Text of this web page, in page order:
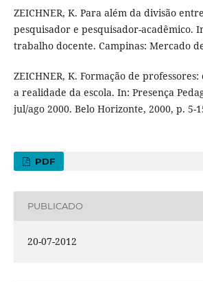
ZEICHNER, K. Para além da divisão
pesquisador e pesquisador-acadêmico.
trabalho docente. Campinas: Mercado
ZEICHNER, K. Formação de
a realidade da escola. In: Presença
jul/ago 2000. Belo Horizonte, 2000, p. 5-
PDF
PUBLICADO
20-07-2012